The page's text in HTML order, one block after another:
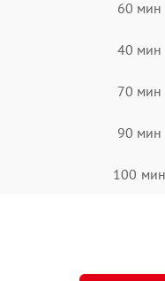
60 мин
40 мин
70 мин
90 мин
100 мин